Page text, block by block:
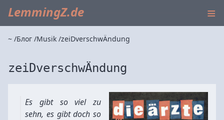
LemmingZ.de ≡
~ Блог Musik zeiDverschwÄndung
zeiDverschwÄndung
Es gibt so viel zu
sehn, es gibt doch so